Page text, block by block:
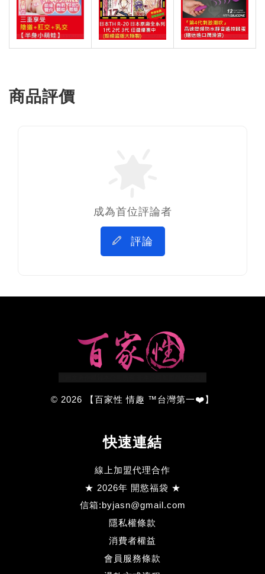
商品評價
成為首位評論者
評論
© 2026 【百家性 情趣 ™台灣第一❤️】
快速連結
線上加盟代理合作
★ 2026年 開慾福袋 ★
信箱:byjasn@gmail.com
隱私權條款
消費者權益
會員服務條款